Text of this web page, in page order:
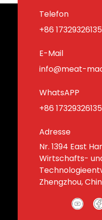
Telefon
+86 17329326135
E-Mail
info@meat-
WhatsAPP
+86 17329326135
Adresse
Nr. 1394 East
Wirtschafts-
Zhengzhou,